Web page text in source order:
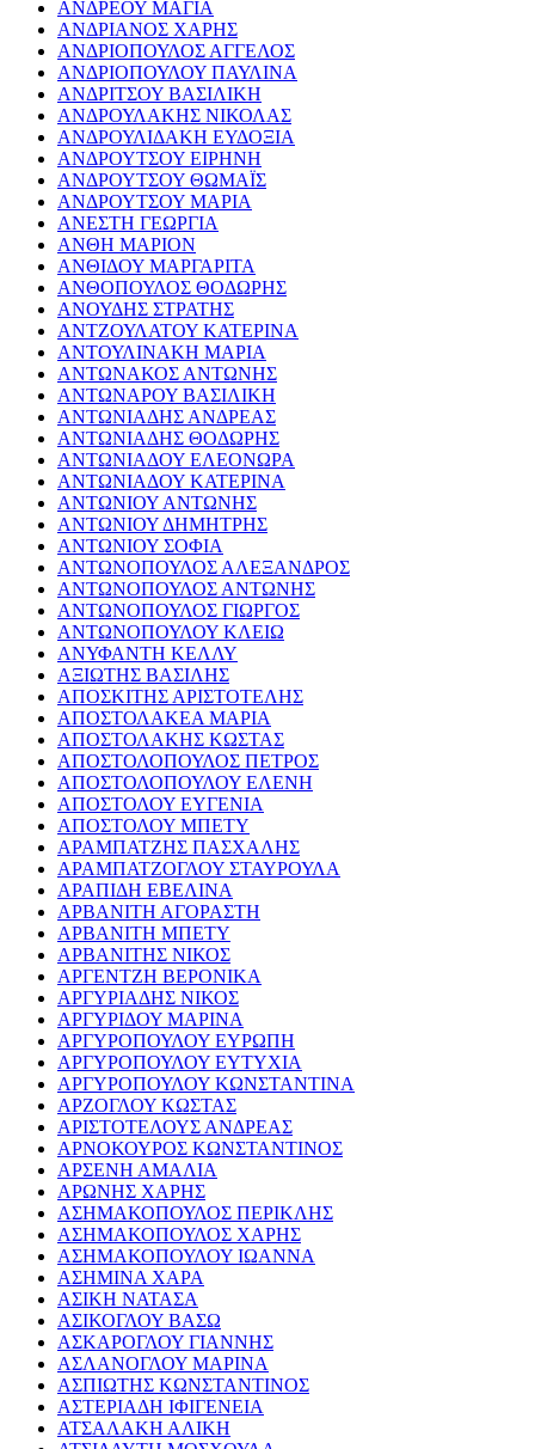
ΑΝΔΡΕΟΥ ΜΑΓΙΑ
ΑΝΔΡΙΑΝΟΣ ΧΑΡΗΣ
ΑΝΔΡΙΟΠΟΥΛΟΣ ΑΓΓΕΛΟΣ
ΑΝΔΡΙΟΠΟΥΛΟΥ ΠΑΥΛΙΝΑ
ΑΝΔΡΙΤΣΟΥ ΒΑΣΙΛΙΚΗ
ΑΝΔΡΟΥΛΑΚΗΣ ΝΙΚΟΛΑΣ
ΑΝΔΡΟΥΛΙΔΑΚΗ ΕΥΔΟΞΙΑ
ΑΝΔΡΟΥΤΣΟΥ ΕΙΡΗΝΗ
ΑΝΔΡΟΥΤΣΟΥ ΘΩΜΑΪΣ
ΑΝΔΡΟΥΤΣΟΥ ΜΑΡΙΑ
ΑΝΕΣΤΗ ΓΕΩΡΓΙΑ
ΑΝΘΗ ΜΑΡΙΟΝ
ΑΝΘΙΔΟΥ ΜΑΡΓΑΡΙΤΑ
ΑΝΘΟΠΟΥΛΟΣ ΘΟΔΩΡΗΣ
ΑΝΟΥΔΗΣ ΣΤΡΑΤΗΣ
ΑΝΤΖΟΥΛΑΤΟΥ ΚΑΤΕΡΙΝΑ
ΑΝΤΟΥΛΙΝΑΚΗ ΜΑΡΙΑ
ΑΝΤΩΝΑΚΟΣ ΑΝΤΩΝΗΣ
ΑΝΤΩΝΑΡΟΥ ΒΑΣΙΛΙΚΗ
ΑΝΤΩΝΙΑΔΗΣ ΑΝΔΡΕΑΣ
ΑΝΤΩΝΙΑΔΗΣ ΘΟΔΩΡΗΣ
ΑΝΤΩΝΙΑΔΟΥ ΕΛΕΟΝΩΡΑ
ΑΝΤΩΝΙΑΔΟΥ ΚΑΤΕΡΙΝΑ
ΑΝΤΩΝΙΟΥ ΑΝΤΩΝΗΣ
ΑΝΤΩΝΙΟΥ ΔΗΜΗΤΡΗΣ
ΑΝΤΩΝΙΟΥ ΣΟΦΙΑ
ΑΝΤΩΝΟΠΟΥΛΟΣ ΑΛΕΞΑΝΔΡΟΣ
ΑΝΤΩΝΟΠΟΥΛΟΣ ΑΝΤΩΝΗΣ
ΑΝΤΩΝΟΠΟΥΛΟΣ ΓΙΩΡΓΟΣ
ΑΝΤΩΝΟΠΟΥΛΟΥ ΚΛΕΙΩ
ΑΝΥΦΑΝΤΗ ΚΕΛΛΥ
ΑΞΙΩΤΗΣ ΒΑΣΙΛΗΣ
ΑΠΟΣΚΙΤΗΣ ΑΡΙΣΤΟΤΕΛΗΣ
ΑΠΟΣΤΟΛΑΚΕΑ ΜΑΡΙΑ
ΑΠΟΣΤΟΛΑΚΗΣ ΚΩΣΤΑΣ
ΑΠΟΣΤΟΛΟΠΟΥΛΟΣ ΠΕΤΡΟΣ
ΑΠΟΣΤΟΛΟΠΟΥΛΟΥ ΕΛΕΝΗ
ΑΠΟΣΤΟΛΟΥ ΕΥΓΕΝΙΑ
ΑΠΟΣΤΟΛΟΥ ΜΠΕΤΥ
ΑΡΑΜΠΑΤΖΗΣ ΠΑΣΧΑΛΗΣ
ΑΡΑΜΠΑΤΖΟΓΛΟΥ ΣΤΑΥΡΟΥΛΑ
ΑΡΑΠΙΔΗ ΕΒΕΛΙΝΑ
ΑΡΒΑΝΙΤΗ ΑΓΟΡΑΣΤΗ
ΑΡΒΑΝΙΤΗ ΜΠΕΤΥ
ΑΡΒΑΝΙΤΗΣ ΝΙΚΟΣ
ΑΡΓΕΝΤΖΗ ΒΕΡΟΝΙΚΑ
ΑΡΓΥΡΙΑΔΗΣ ΝΙΚΟΣ
ΑΡΓΥΡΙΔΟΥ ΜΑΡΙΝΑ
ΑΡΓΥΡΟΠΟΥΛΟΥ ΕΥΡΩΠΗ
ΑΡΓΥΡΟΠΟΥΛΟΥ ΕΥΤΥΧΙΑ
ΑΡΓΥΡΟΠΟΥΛΟΥ ΚΩΝΣΤΑΝΤΙΝΑ
ΑΡΖΟΓΛΟΥ ΚΩΣΤΑΣ
ΑΡΙΣΤΟΤΕΛΟΥΣ ΑΝΔΡΕΑΣ
ΑΡΝΟΚΟΥΡΟΣ ΚΩΝΣΤΑΝΤΙΝΟΣ
ΑΡΣΕΝΗ ΑΜΑΛΙΑ
ΑΡΩΝΗΣ ΧΑΡΗΣ
ΑΣΗΜΑΚΟΠΟΥΛΟΣ ΠΕΡΙΚΛΗΣ
ΑΣΗΜΑΚΟΠΟΥΛΟΣ ΧΑΡΗΣ
ΑΣΗΜΑΚΟΠΟΥΛΟΥ ΙΩΑΝΝΑ
ΑΣΗΜΙΝΑ ΧΑΡΑ
ΑΣΙΚΗ ΝΑΤΑΣΑ
ΑΣΙΚΟΓΛΟΥ ΒΑΣΩ
ΑΣΚΑΡΟΓΛΟΥ ΓΙΑΝΝΗΣ
ΑΣΛΑΝΟΓΛΟΥ ΜΑΡΙΝΑ
ΑΣΠΙΩΤΗΣ ΚΩΝΣΤΑΝΤΙΝΟΣ
ΑΣΤΕΡΙΑΔΗ ΙΦΙΓΕΝΕΙΑ
ΑΤΣΑΛΑΚΗ ΑΛΙΚΗ